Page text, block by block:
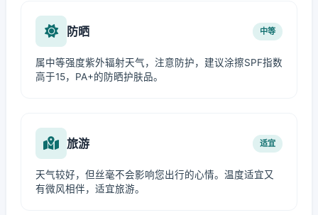
防晒 中等
属中等强度紫外辐射天气，注意防护，建议涂擦SPF指数
高于15，PA+的防晒护肤品。
旅游 适宜
天气较好，但丝毫不会影响您出行的心情。温度适宜又
有微风相伴，适宜旅游。